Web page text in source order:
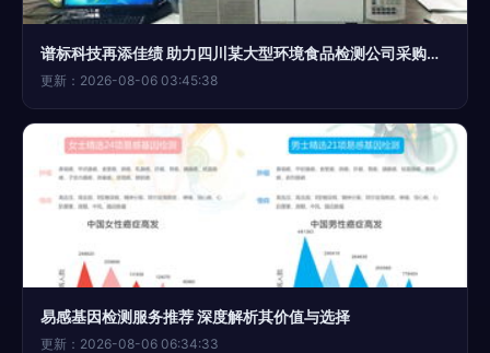
谱标科技再添佳绩 助力四川某大型环境食品检测公司采购安捷伦系列设备
更新：2026-08-06 03:45:38
易感基因检测服务推荐 深度解析其价值与选择
更新：2026-08-06 06:34:33